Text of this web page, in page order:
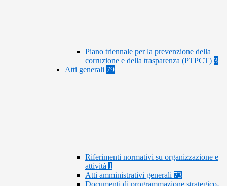
Piano triennale per la prevenzione della
corruzione e della trasparenza (PTPCT) 3
Atti generali 79
Riferimenti normativi su organizzazione e
attività 1
Atti amministrativi generali 73